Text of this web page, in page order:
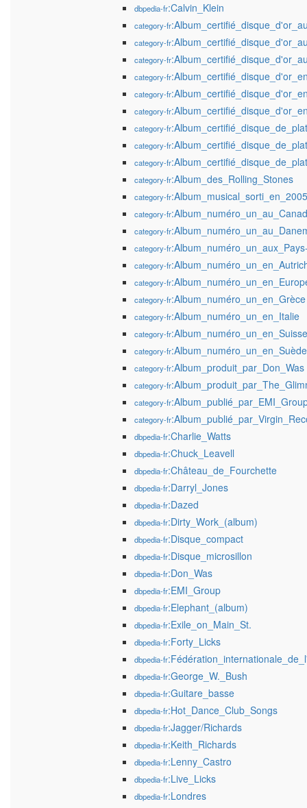
dbpedia-fr:Calvin_Klein
category-fr
category-fr
category-fr
category-fr
category-fr
category-fr
category-fr
category-fr
category-fr
category-fr:Album_des_Rolling_Stones
category-fr:Album_musical_sorti_en_2005
category-fr
category-fr
category-fr
category-fr
category-fr
category-fr:Album_numéro_un_en_Grèce
category-fr:Album_numéro_un_en_Italie
category-fr:Album_numéro_un_en_Suisse
category-fr:Album_numéro_un_en_Suède
category-fr:Album_produit_par_Don_Was
category-fr
category-fr
category-fr
dbpedia-fr:Charlie_Watts
dbpedia-fr:Chuck_Leavell
dbpedia-fr:Château_de_Fourchette
dbpedia-fr:Darryl_Jones
dbpedia-fr:Dazed
dbpedia-fr:Dirty_Work_(album)
dbpedia-fr:Disque_compact
dbpedia-fr:Disque_microsillon
dbpedia-fr:Don_Was
dbpedia-fr:EMI_Group
dbpedia-fr:Elephant_(album)
dbpedia-fr:Exile_on_Main_St.
dbpedia-fr:Forty_Licks
dbpedia-fr
dbpedia-fr:George_W._Bush
dbpedia-fr:Guitare_basse
dbpedia-fr:Hot_Dance_Club_Songs
dbpedia-fr:Jagger/Richards
dbpedia-fr:Keith_Richards
dbpedia-fr:Lenny_Castro
dbpedia-fr:Live_Licks
dbpedia-fr:Londres